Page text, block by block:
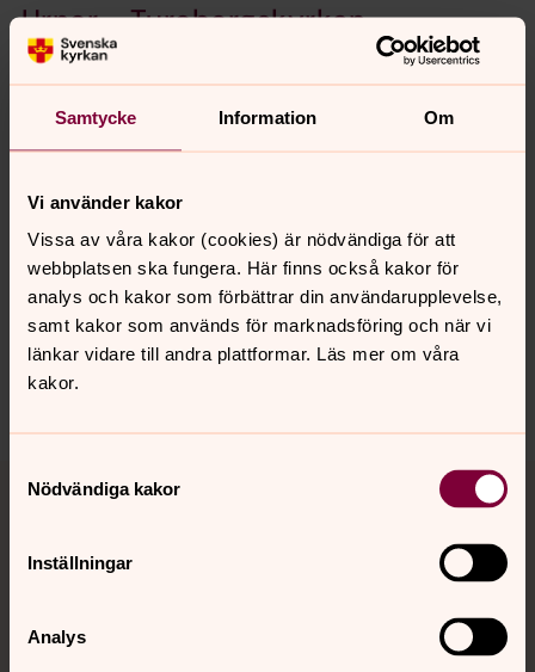
Samtycke Information Om
Vi använder kakor
Vissa av våra kakor (cookies) är nödvändiga för att
webbplatsen ska fungera. Här finns också kakor för
analys och kakor som förbättrar din användarupplevelse,
samt kakor som används för marknadsföring och när vi
länkar vidare till andra plattformar. Läs mer om våra
kakor.
Nödvändiga kakor
Inställningar
Analys
Urnor - Turebergskyrkan,
Edsbergskyrkan och Kummelby
kyrka
I Turebergskyrkan, Edsbergskyrkan och Kummelby kyrka
kan du välja mellan två olika alternativ.
Senast ändrad 15 november 2023
Synpunkter eller frågor på sidans
innehåll?
sollentuna.forsamling@svenskakyrkan.se
Dela